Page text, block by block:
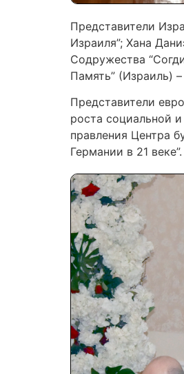
Представители
Израиля”; Хана
Содружества
Память” (Израиль)
Представители
роста социальной
правления Центра
Германии в 21 веке”.